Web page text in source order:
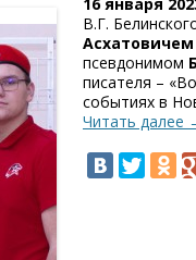
В.Г.
псевдонимом
писателя –
событиях в
Читать далее